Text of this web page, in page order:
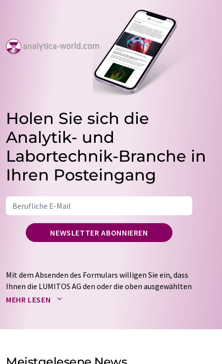
Holen Sie sich die
Analytik- und
Labortechnik-Branche in
Ihren Posteingang
NEWSLETTER ABONNIEREN
Mit dem Absenden des Formulars willigen Sie ein, dass
Ihnen die LUMITOS AG den oder die oben ausgewählten
Newsletter per E-Mail zusendet. Ihre Daten werden
auf Basis unsererDatenschutzerklärung. LUMITOS darf
Meinungsforschung per E-Mail kontaktieren. Ihre
MEHR LESEN